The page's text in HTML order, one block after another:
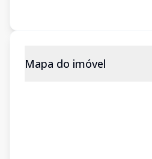
Mapa do imóvel